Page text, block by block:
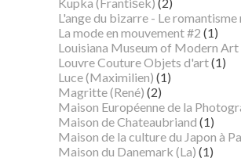
L'ange du bizarre - Le romantisme
La mode en mouvement #2 (1)
Louisiana Museum of Modern Art
Louvre Couture Objets d'art(1)
Luce (Maximilien) (1)
Magritte (René) (2)
Maison Européenne de la
Maison de Chateaubriand (1)
Maison de la culture du Japon à
Maison du Danemark (La) (1)